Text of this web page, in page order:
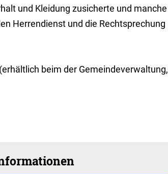
und Kleidung zusicherte und manche
Herrendienst und die Rechtsprechung
beim der Gemeindeverwaltung,